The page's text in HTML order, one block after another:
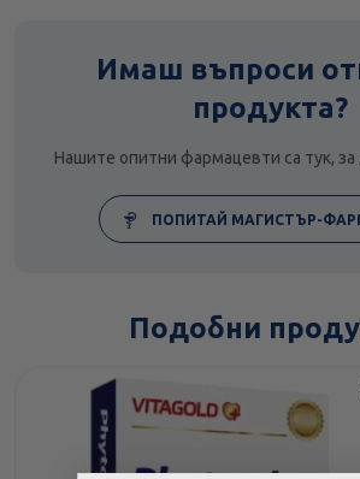
Имаш въпроси
продукта?
Нашите опитни фармацевти са тук, за
ПОПИТАЙ МАГИСТЪР-
Подобни